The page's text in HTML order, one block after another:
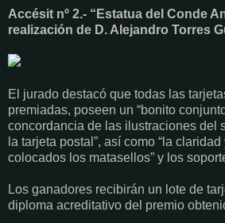
Accésit nº 2.- “Estatua del Conde
realización de D. Alejandro Torres
El jurado destacó que todas las
premiadas, poseen un “bonito
concordancia de las ilustraciones del
la tarjeta postal”, así como “la
colocados los matasellos” y los
Los ganadores recibirán un lote de
diploma acreditativo del premio